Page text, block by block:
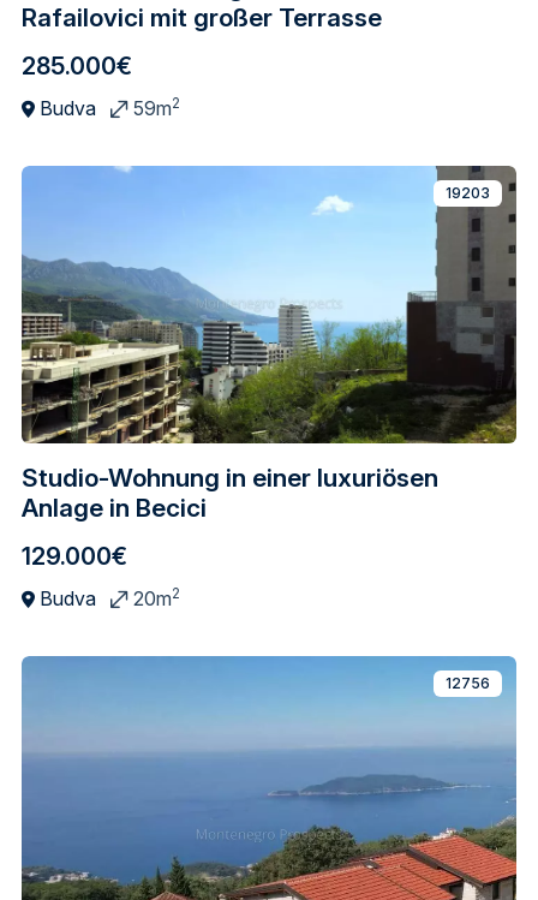
Rafailovici mit großer Terrasse
285.000€
Budva 59m2
Studio-Wohnung in einer luxuriösen
Anlage in Becici
19203
129.000€
Budva 20m2
12756